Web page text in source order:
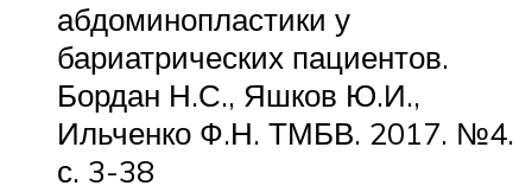
абдоминопластики у
бариатрических пациентов.
Бордан Н.С., Яшков Ю.И.,
Ильченко Ф.Н. ТМБВ. 2017. №4.
с. 3-38